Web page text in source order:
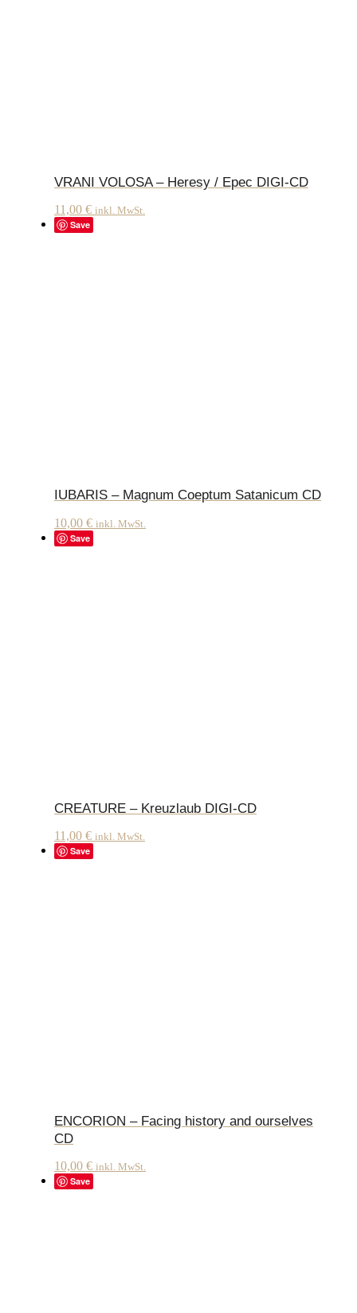
VRANI VOLOSA – Heresy / Epec DIGI-CD
11,00 € inkl. MwSt.
Save
IUBARIS – Magnum Coeptum Satanicum CD
10,00 € inkl. MwSt.
Save
CREATURE – Kreuzlaub DIGI-CD
11,00 € inkl. MwSt.
Save
ENCORION – Facing history and ourselves
CD
10,00 € inkl. MwSt.
Save